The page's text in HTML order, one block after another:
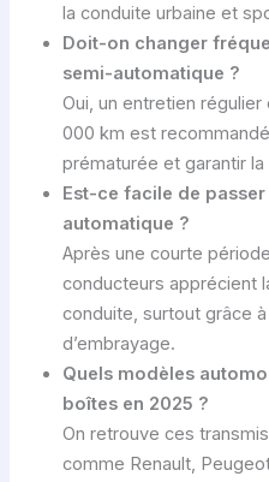
la conduite urbaine et
Doit-on changer
semi-automatique ?
Oui, un entretien
000 km est
prématurée et garantir
Est-ce facile de
automatique ?
Après une courte
conducteurs apprécient
conduite, surtout grâce
d’embrayage.
Quels modèles
boîtes en 2025 ?
On retrouve ces
comme Renault,